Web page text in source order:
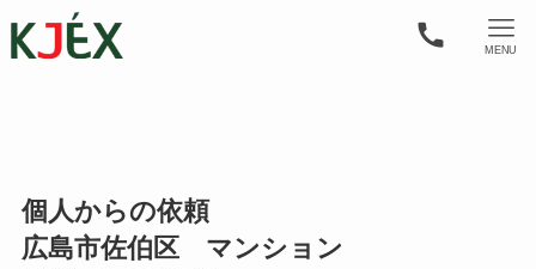
MENU
個人からの依頼
広島市佐伯区 マンション